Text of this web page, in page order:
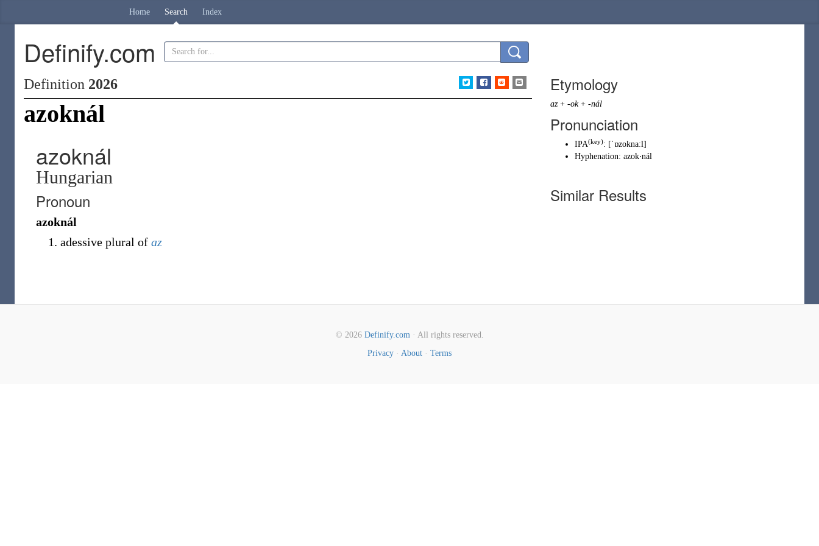
Home Search Index
Definify.com
Definition 2026
azoknál
azoknál
Hungarian
Pronoun
azoknál
adessive plural of az
Etymology
az+ -ok+ -nál
Pronunciation
IPA(key): [ˈɒzoknaːl]
Hyphenation: azok‧nál
Similar Results
© 2026 Definify.com· All rights reserved.
Privacy · About · Terms